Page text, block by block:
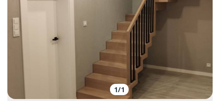
Заказать
1/1